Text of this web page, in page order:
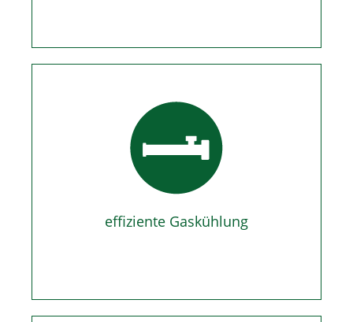
effiziente Gaskühlung